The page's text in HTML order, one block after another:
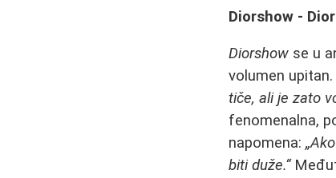
Diorshow -
Diorshow se u
volumen
tiče, ali je zato
fenomenalna,
napomena:
biti duže.“